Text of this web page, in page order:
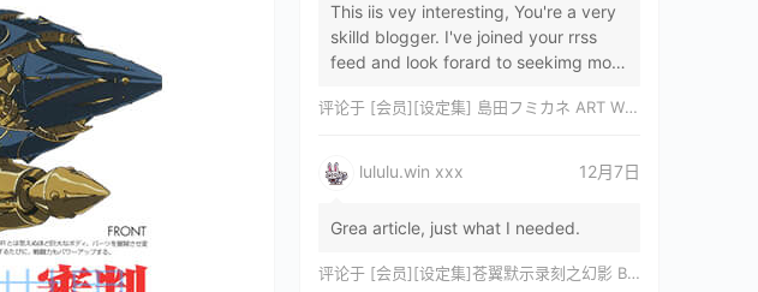
This iis vey interesting, You're a very
skilld blogger. I've joined your rrss
feed and look forard to seekimg mor
评论于 [会员][设定集] 島田フミカネ ART WORKS EXTRA Luminous Witches[DL]
lululu.win xxx 12月7日
Grea article, just what I needed.
评论于 [会员][设定集]苍翼默示录刻之幻影 BLAZBLUE CHRONOPHANTASMA 公式設定資料集II